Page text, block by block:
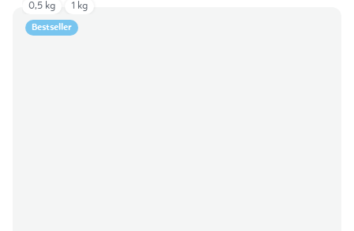
Bestseller
0,5 kg 1 kg